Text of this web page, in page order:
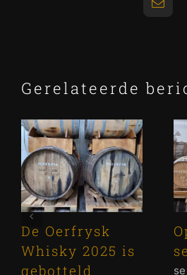
E-
Gerelateerde
De Oerfrysk
Whisky 2025 is
gebotteld